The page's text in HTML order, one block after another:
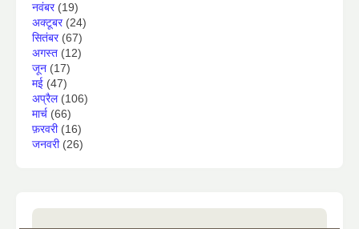
नवंबर(19)
अक्टूबर(24)
सितंबर(67)
अगस्त (12)
जून (17)
मई (47)
अप्रैल(106)
मार्च (66)
फ़रवरी(16)
जनवरी(26)